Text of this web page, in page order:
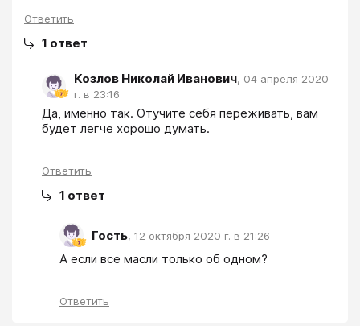
Ответить
1 ответ
Козлов Николай Иванович, 04 апреля 2020
г. в 23:16
Да, именно так. Отучите себя переживать, вам
будет легче хорошо думать.
Ответить
1 ответ
Гость, 12 октября 2020 г. в 21:26
А если все масли только об одном?
Ответить